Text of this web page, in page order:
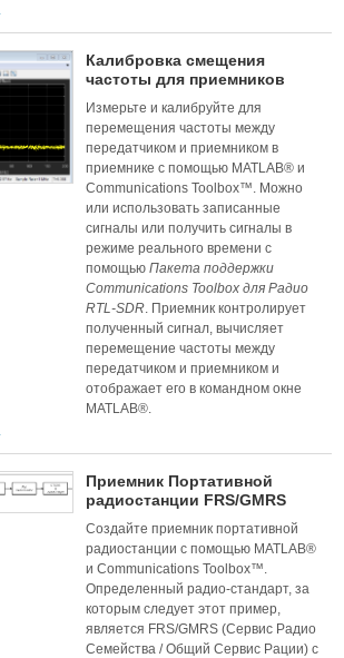
Калибровка смещения
частоты для приемников
Измерьте и калибруйте для
перемещения частоты между
передатчиком и приемником в
приемнике с помощью MATLAB® и
Communications Toolbox™. Можно
или использовать записанные
сигналы или получить сигналы в
режиме реального времени с
помощьюПакета поддержки
Communications Toolbox для Радио
RTL-SDR. Приемник контролирует
полученный сигнал, вычисляет
перемещение частоты между
передатчиком и приемником и
отображает его в командном окне
MATLAB®.
Приемник Портативной
радиостанции FRS/GMRS
Создайте приемник портативной
радиостанции с помощью MATLAB®
и Communications Toolbox™.
Определенный радио-стандарт, за
которым следует этот пример,
является FRS/GMRS (Сервис Радио
Семейства / Общий Сервис Рации) с